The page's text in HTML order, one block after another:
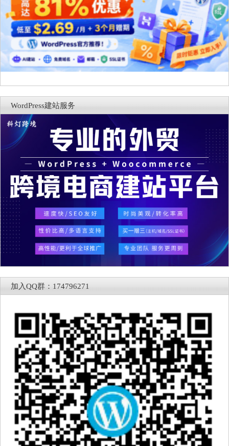
WordPress建站服务
加入QQ群：174796271